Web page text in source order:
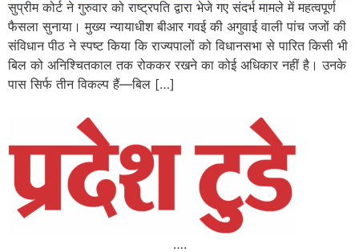
सुप्रीम कोर्ट ने गुरुवार को राष्ट्रपति द्वारा भेजे गए संदर्भ मामले में महत्वपूर्ण
फैसला सुनाया। मुख्य न्यायाधीश बीआर गवई की अगुवाई वाली पांच जजों की
संविधान पीठ ने स्पष्ट किया कि राज्यपालों को विधानसभा से पारित किसी भी
बिल को अनिश्चितकाल तक रोककर रखने का कोई अधिकार नहीं है। उनके
पास सिर्फ तीन विकल्प हैं—बिल […]
….